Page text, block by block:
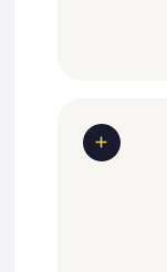
و قیمت است